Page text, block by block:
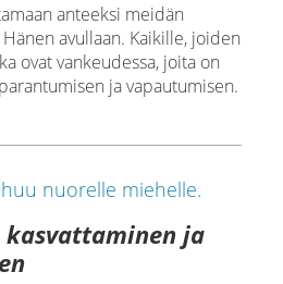
anteeksi meidän
avullaan. Kaikille, joiden
ovat vankeudessa, joita on
ja vapautumisen.
kasvattaminen ja